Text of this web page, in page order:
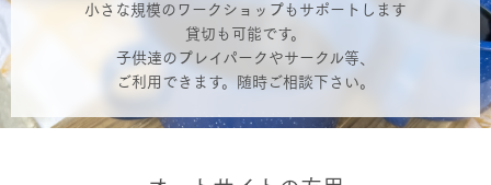
小さな規模のワークショップもサポートします
貸切も可能です。
子供達のプレイパークやサークル等、
ご利用できます。随時ご相談下さい。